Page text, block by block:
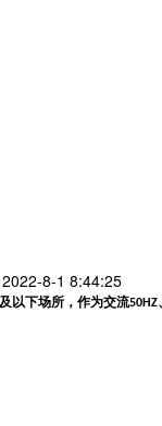
8-1 8:44:25
以下场所，作为交流50HZ